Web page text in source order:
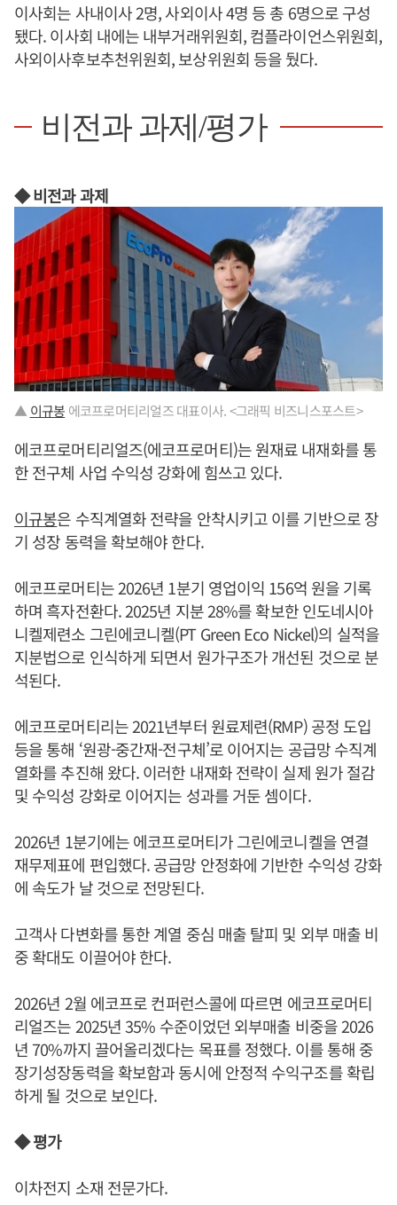
이사회는 사내이사 2명, 사외이사 4명 등 총 6명으로 구성
됐다. 이사회 내에는 내부거래위원회, 컴플라이언스위원회,
사외이사후보추천위원회, 보상위원회 등을 뒀다.
비전과 과제/평가
◆ 비전과 과제
▲ 이규봉 에코프로머티리얼즈 대표이사. <그래픽 비즈니스포스트>
에코프로머티리얼즈(에코프로머티)는 원재료 내재화를 통
한 전구체 사업 수익성 강화에 힘쓰고 있다.
이규봉은 수직계열화 전략을 안착시키고 이를 기반으로 장
기 성장 동력을 확보해야 한다.
에코프로머티는 2026년 1분기 영업이익 156억 원을 기록
하며 흑자전환다. 2025년 지분 28%를 확보한 인도네시아
니켈제련소 그린에코니켈(PT Green Eco Nickel)의 실적을
지분법으로 인식하게 되면서 원가구조가 개선된 것으로 분
석된다.
에코프로머티리는 2021년부터 원료제련(RMP) 공정 도입
등을 통해 ‘원광-중간재-전구체’로 이어지는 공급망 수직계
열화를 추진해 왔다. 이러한 내재화 전략이 실제 원가 절감
및 수익성 강화로 이어지는 성과를 거둔 셈이다.
2026년 1분기에는 에코프로머티가 그린에코니켈을 연결
재무제표에 편입했다. 공급망 안정화에 기반한 수익성 강화
에 속도가 날 것으로 전망된다.
고객사 다변화를 통한 계열 중심 매출 탈피 및 외부 매출 비
중 확대도 이끌어야 한다.
2026년 2월 에코프로 컨퍼런스콜에 따르면 에코프로머티
리얼즈는 2025년 35% 수준이었던 외부매출 비중을 2026
년 70%까지 끌어올리겠다는 목표를 정했다. 이를 통해 중
장기성장동력을 확보함과 동시에 안정적 수익구조를 확립
하게 될 것으로 보인다.
◆ 평가
이차전지 소재 전문가다.